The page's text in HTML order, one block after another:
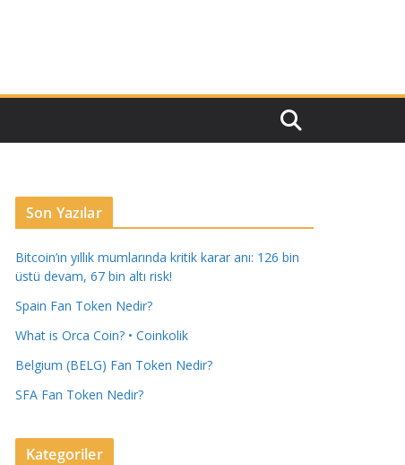
Son Yazılar
Bitcoin’ın yıllık mumlarında kritik karar anı: 126 bin
üstü devam, 67 bin altı risk!
Spain Fan Token Nedir?
What is Orca Coin? • Coinkolik
Belgium (BELG) Fan Token Nedir?
SFA Fan Token Nedir?
Kategoriler